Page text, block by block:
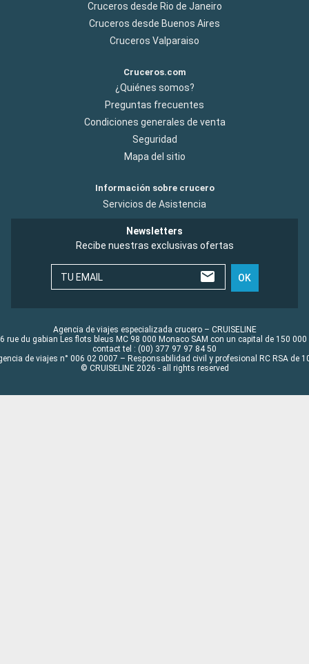
Cruceros desde Rio de Janeiro
Cruceros desde Buenos Aires
Cruceros Valparaiso
Cruceros.com
¿Quiénes somos?
Preguntas frecuentes
Condiciones generales de venta
Seguridad
Mapa del sitio
Información sobre crucero
Servicios de Asistencia
Newsletters
Recibe nuestras exclusivas ofertas
TU EMAIL OK
Agencia de viajes especializada crucero – CRUISELINE
rue du gabian Les flots bleus MC 98 000 Monaco SAM con un capital de 150 000
contact tel : (00) 377 97 97 84 50
de viajes n° 006 02 0007 – Responsabilidad civil y profesional RC RSA de
© CRUISELINE 2026 - all rights reserved